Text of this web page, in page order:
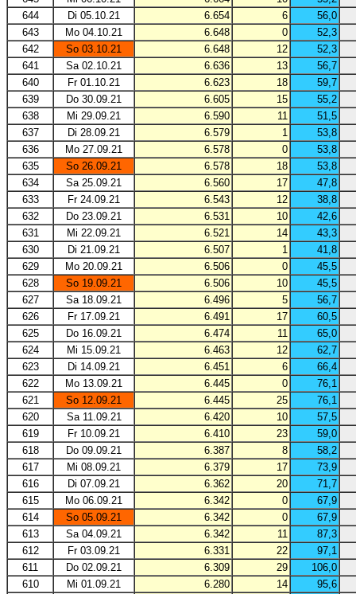
644
Di 05.10.21 6.654 6
56,0
643
Mo 04.10.21 6.648 0
52,3
642
So 03.10.21 6.648 12
52,3
641
Sa 02.10.21 6.636 13
56,7
640
Fr 01.10.21 6.623 18
59,7
639
Do 30.09.21 6.605 15
55,2
638
Mi 29.09.21 6.590 11
51,5
637
Di 28.09.21 6.579 1
53,8
636
Mo 27.09.21 6.578 0
53,8
635
So 26.09.21 6.578 18
53,8
634
Sa 25.09.21 6.560 17
47,8
633
Fr 24.09.21 6.543 12
38,8
632
Do 23.09.21 6.531 10
42,6
631
Mi 22.09.21 6.521 14
43,3
630
Di 21.09.21 6.507 1
41,8
629
Mo 20.09.21 6.506 0
45,5
628
So 19.09.21 6.506 10
45,5
627
Sa 18.09.21 6.496 5
56,7
626
Fr 17.09.21 6.491 17
60,5
625
Do 16.09.21 6.474 11
65,0
624
Mi 15.09.21 6.463 12
62,7
623
Di 14.09.21 6.451 6
66,4
622
Mo 13.09.21 6.445 0
76,1
621
So 12.09.21 6.445 25
76,1
620
Sa 11.09.21 6.420 10
57,5
619
Fr 10.09.21 6.410 23
59,0
618
Do 09.09.21 6.387 8
58,2
617
Mi 08.09.21 6.379 17
73,9
616
Di 07.09.21 6.362 20
71,7
615
Mo 06.09.21 6.342 0
67,9
614
So 05.09.21 6.342 0
67,9
613
Sa 04.09.21 6.342 11
87,3
612
Fr 03.09.21 6.331 22
97,1
611
Do 02.09.21 6.309 29
106,0
610
Mi 01.09.21 6.280 14
95,6